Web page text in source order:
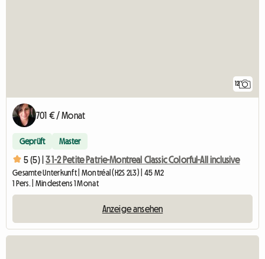
12
701 € / Monat
Geprüft Master
5 (5) | 3 1-2 Petite Patrie-Montreal Classic Colorful-All inclusive
Gesamte Unterkunft | Montréal (H2S 2L3) | 45 M2
1 Pers. | Mindestens 1 Monat
Anzeige ansehen